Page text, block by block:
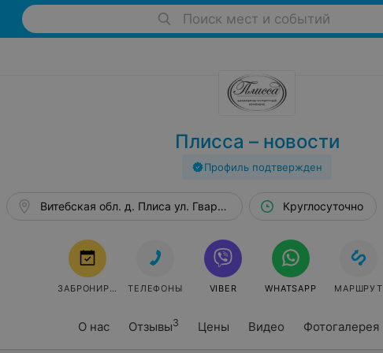
Поиск мест и событий
Плисса – новости
Профиль подтвержден
О нас Отзывы3 Цены Видео Фотогалерея
Витебская обл. д. Плиса ул. Гвардейская, 4/5, пом. 1
Круглосуточно
ЗАБРОНИРОВАТЬТЕЛЕФОНЫ VIBER WHATSAPP МАРШРУТ